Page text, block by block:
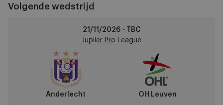
Volgende wedstrijd
21/11/2026 - TBC
Jupiler Pro League
Anderlecht OH Leuven